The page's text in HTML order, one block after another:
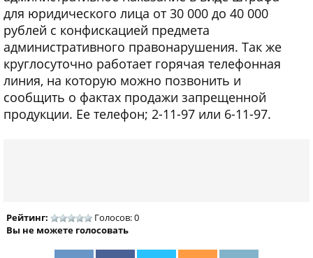
для юридического лица от 30 000 до 40 000
рублей с конфискацией предмета
административного правонарушения. Так же
круглосуточно работает горячая телефонная
линия, на которую можно позвонить и
сообщить о фактах продажи запрещенной
продукции. Ее телефон; 2-11-97 или 6-11-97.
Рейтинг:
Голосов: 0
Вы не можете голосовать